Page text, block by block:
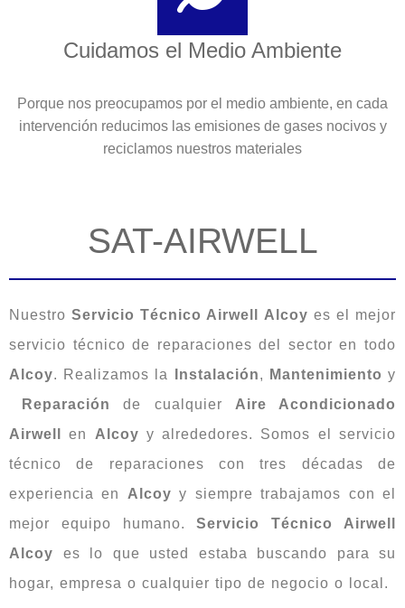
Cuidamos el Medio Ambiente
Porque nos preocupamos por el medio ambiente, en cada
intervención reducimos las emisiones de gases nocivos y
reciclamos nuestros materiales
SAT-AIRWELL
Nuestro Servicio Técnico Airwell Alcoy es el mejor
servicio técnico de reparaciones del sector en todo
Alcoy. Realizamos la Instalación, Mantenimiento y
Reparación
de cualquier Aire Acondicionado
Airwell
en Alcoy y alrededores. Somos el servicio
técnico de reparaciones con tres décadas de
experiencia en Alcoy y siempre trabajamos con el
mejor equipo humano.Servicio Técnico Airwell
Alcoy es lo que usted estaba buscando para su
hogar, empresa o cualquier tipo de negocio o local.